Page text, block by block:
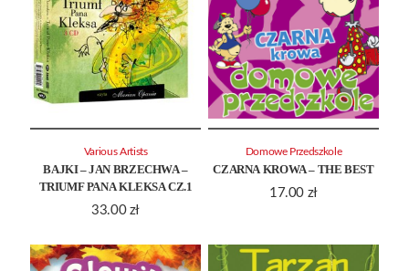
BAJKI – JAN BRZECHWA –
TRIUMF PANA KLEKSA CZ.1
33.00 zł
Various Artists
CZARNA KROWA – THE BEST
17.00 zł
Domowe Przedszkole